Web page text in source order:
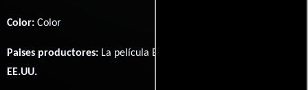
Color: Color
Paises productores: La película Before I Wake fué producida en
EE.UU.